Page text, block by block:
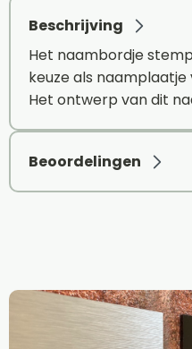
Beschrijving
Het naambordje
keuze als
Het ontwerp van dit
Beoordelingen